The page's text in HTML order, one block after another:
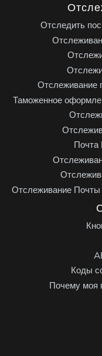
Отследить
Отслеживание
Таможенное
Почта
Отслеживание
Коды
Почему моя